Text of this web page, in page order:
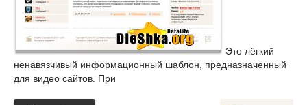
Это лёгкий
ненавязчивый информационный шаблон, предназначенный
для видео сайтов. При